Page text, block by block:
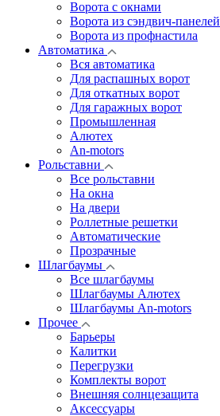
Ворота c окнами
Ворота из сэндвич-панелей
Ворота из профнастила
Автоматика
Вся автоматика
Для распашных ворот
Для откатных ворот
Для гаражных ворот
Промышленная
Алютех
An-motors
Рольставни
Все рольставни
На окна
На двери
Роллетные решетки
Автоматические
Прозрачные
Шлагбаумы
Все шлагбаумы
Шлагбаумы Алютех
Шлагбаумы An-motors
Прочее
Барьеры
Калитки
Перегрузки
Комплекты ворот
Внешняя солнцезащита
Аксессуары